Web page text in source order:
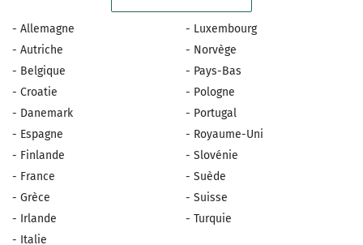
- Allemagne
- Autriche
- Belgique
- Croatie
- Danemark
- Espagne
- Finlande
- France
- Grèce
- Irlande
- Italie
- Luxembourg
- Norvège
- Pays-Bas
- Pologne
- Portugal
- Royaume-Uni
- Slovénie
- Suède
- Suisse
- Turquie